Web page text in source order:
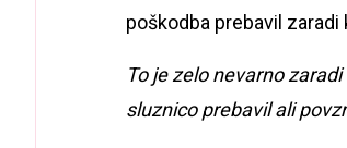
poškodba prebavil
To je zelo nevarno
sluznico prebavil ali